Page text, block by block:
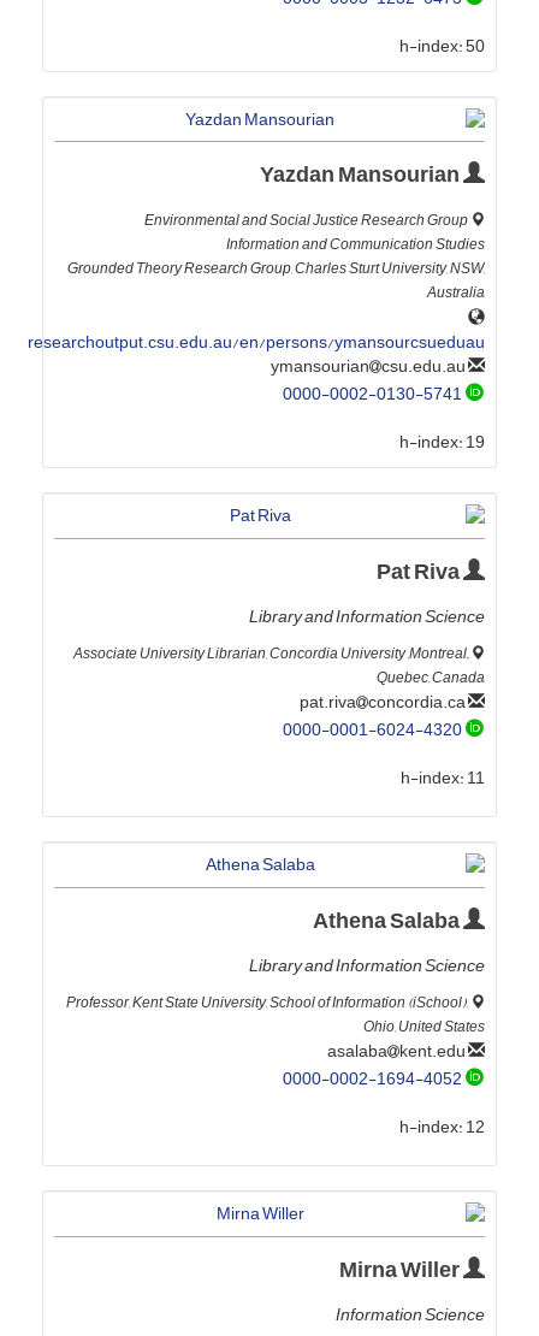
h-index:50
Environmental and Social Justice Research Group
Information and Communication Studies
Grounded Theory Research Group, Charles Sturt University, NSW,
Australia
researchoutput.csu.edu.au/en/persons/ymansourcsueduau
csu.edu.au
0000-0002-0130-5741
h-index:19
Library and Information Science
َAssociate University Librarian, Concordia University ,Montreal,
Quebec, Canada
concordia.ca
0000-0001-6024-4320
h-index:11
Library and Information Science
Professor, Kent State University, School of Information (iSchool),
Ohio, United States
kent.edu
0000-0002-1694-4052
h-index:12
Information Science